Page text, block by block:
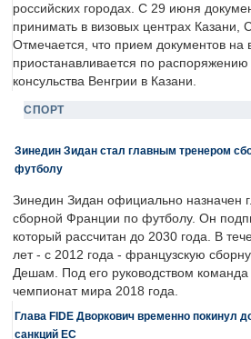
российских городах. С 29 июня
принимать в визовых центрах
Отмечается, что прием документов на
приостанавливается по распоряжению
консульства Венгрии в Казани.
СПОРТ
Зинедин Зидан стал главным тренером
футболу
Зинедин Зидан официально назначен
сборной Франции по футболу. Он
который рассчитан до 2030 года. В
лет - с 2012 года - французскую
Дешам. Под его руководством команда
чемпионат мира 2018 года.
Глава FIDE Дворкович временно покинул
санкций ЕС